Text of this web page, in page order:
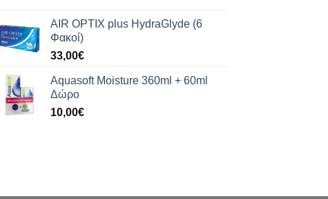
AIR OPTIX plus HydraGlyde (6
Φακοί)
33,00€
Aquasoft Moisture 360ml + 60ml
Δώρο
10,00€